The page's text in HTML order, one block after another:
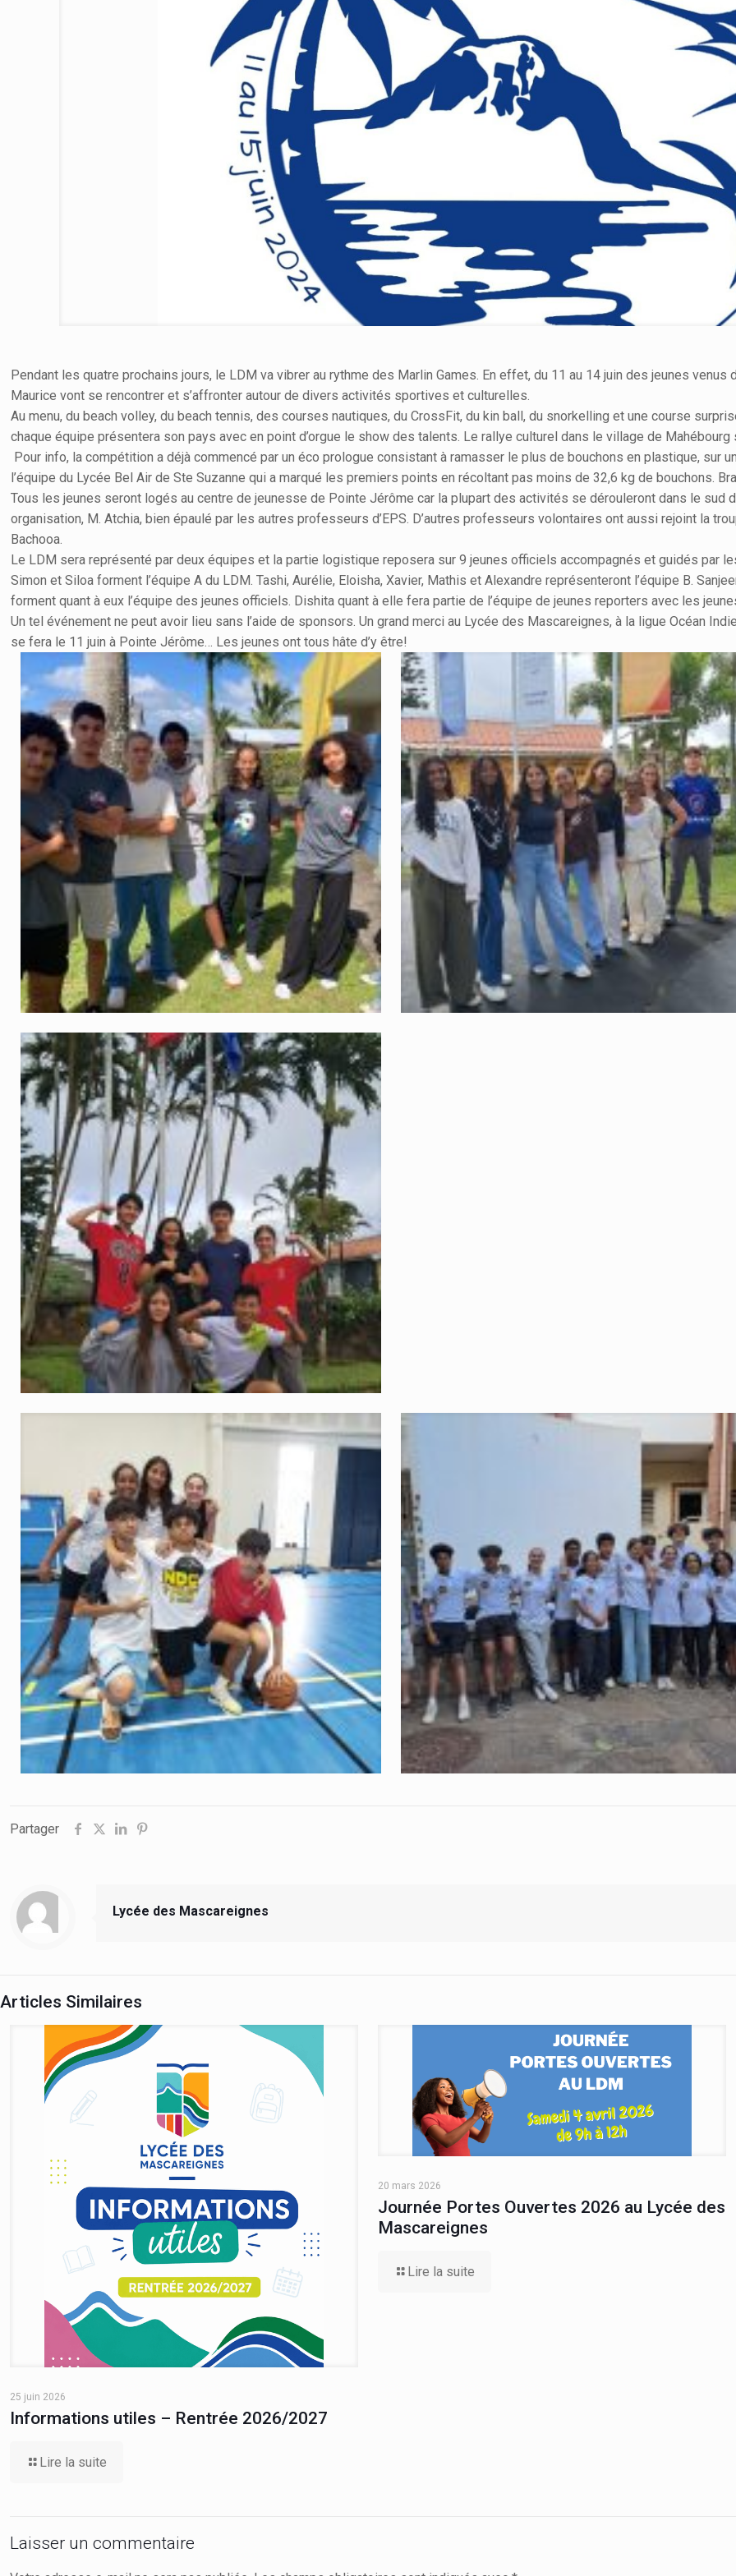
Pendant les quatre prochains jours, le LDM va vibrer au rythme des Marlin Games. En effet, du 11 au 14 juin des jeunes
Maurice vont se rencontrer et s’affronter autour de divers activités sportives et culturelles.
Au menu, du beach volley, du beach tennis, des courses nautiques, du CrossFit, du kin ball, du snorkelling et une course
chaque équipe présentera son pays avec en point d’orgue le show des talents. Le rallye culturel dans le village de
Pour info, la compétition a déjà commencé par un éco prologue consistant à ramasser le plus de bouchons en plastique, sur
l’équipe du Lycée Bel Air de Ste Suzanne qui a marqué les premiers points en récoltant pas moins de 32,6 kg de bouchons.
Tous les jeunes seront logés au centre de jeunesse de Pointe Jérôme car la plupart des activités se dérouleront dans le sud
organisation, M. Atchia, bien épaulé par les autres professeurs d’EPS. D’autres professeurs volontaires ont aussi rejoint la
Bachooa.
Le LDM sera représenté par deux équipes et la partie logistique reposera sur 9 jeunes officiels accompagnés et guidés par
Simon et Siloa forment l’équipe A du LDM. Tashi, Aurélie, Eloisha, Xavier, Mathis et Alexandre représenteront l’équipe B.
forment quant à eux l’équipe des jeunes officiels. Dishita quant à elle fera partie de l’équipe de jeunes reporters avec les
Un tel événement ne peut avoir lieu sans l’aide de sponsors. Un grand merci au Lycée des Mascareignes, à la ligue Océan
se fera le 11 juin à Pointe Jérôme… Les jeunes ont tous hâte d’y être!
Partager
Lycée des Mascareignes
Articles Similaires
25 juin 2026
Informations utiles – Rentrée 2026/2027
Lire la suite
20 mars 2026
Journée Portes Ouvertes 2026 au Lycée des
Mascareignes
Lire la suite
Laisser un commentaire